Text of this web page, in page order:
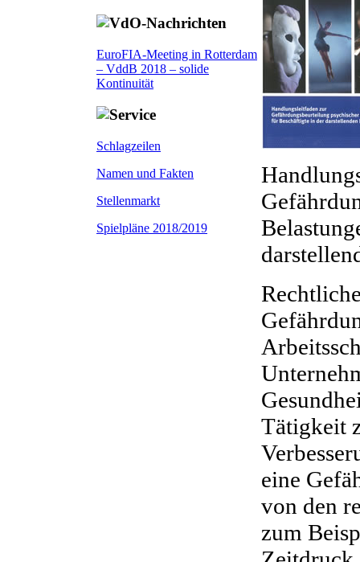
EuroFIA-Meeting in Rotterdam
– VddB 2018 – solide
Kontinuität
Schlagzeilen
Namen und Fakten
Stellenmarkt
Spielpläne 2018/2019
Tätigkeit
eine
von den
zum